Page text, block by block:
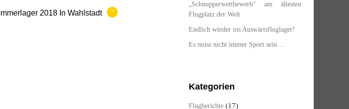
>
2018 In Wahlstadt
„Schnupperwettbewerb“ am ältesten
Flugplatz der Welt
Endlich wieder ins Auswärtsfluglager!
Es muss nicht immer Sport sein …
Kategorien
Flugberichte (17)